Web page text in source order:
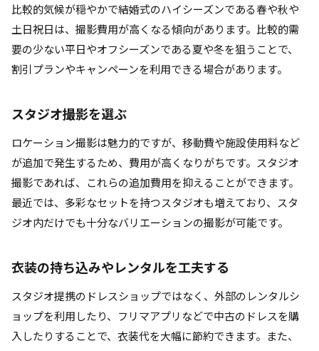
比較的気候が穏やかで結婚式のハイシーズンである春や秋や
土日祝日は、撮影費用が高くなる傾向があります。比較的需
要の少ない平日やオフシーズンである夏や冬を狙うことで、
割引プランやキャンペーンを利用できる場合があります。
スタジオ撮影を選ぶ
ロケーション撮影は魅力的ですが、移動費や施設使用料など
が追加で発生するため、費用が高くなりがちです。スタジオ
撮影であれば、これらの追加費用を抑えることができます。
最近では、多彩なセットを持つスタジオも増えており、スタ
ジオ内だけでも十分なバリエーションの撮影が可能です。
衣装の持ち込みやレンタルを工夫する
スタジオ提携のドレスショップではなく、外部のレンタルシ
ョップを利用したり、フリマアプリなどで中古のドレスを購
入したりすることで、衣装代を大幅に節約できます。また、